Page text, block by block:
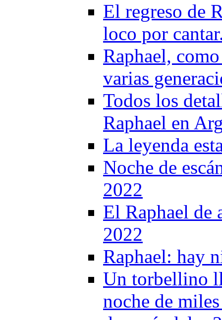
El regreso de
loco por
Raphael,
varias
Todos los
Raphael en
La leyenda
Noche de
2022
El Raphael de
2022
Raphael: hay
Un torbellino
noche de